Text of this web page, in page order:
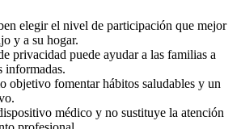
elegir el nivel de participación que mejor
y a su hogar.
privacidad puede ayudar a las familias a
informadas.
objetivo fomentar hábitos saludables y un
médico y no sustituye la atención